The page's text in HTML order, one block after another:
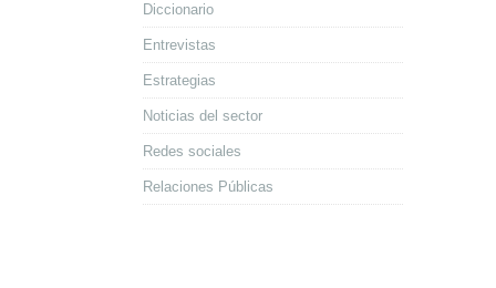
Diccionario
Entrevistas
Estrategias
Noticias del sector
Redes sociales
Relaciones Públicas